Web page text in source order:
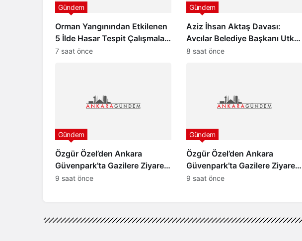
Orman Yangınından Etkilenen
5 İlde Hasar Tespit Çalışmaları
Başladı
Gündem
7 saat önce
Aziz İhsan Aktaş Davası:
Avcılar Belediye Başkanı Utku
Caner Çaykara ve Özcan
Gündem
8 saat önce
Özgür Özel’den Ankara
Güvenpark’ta Gazilere Ziyaret
ve “Çerçeve Yasa” Mesajı
Gündem
9 saat önce
Özgür Özel’den Ankara
Güvenpark’ta Gazilere Ziyaret
ve “Çerçeve Yasa” Mesajı
Gündem
9 saat önce